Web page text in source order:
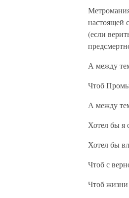
настоящей
(если
А между
Чтоб
А между
Хотел бы я
Хотел бы
Чтоб с
Чтоб жизни